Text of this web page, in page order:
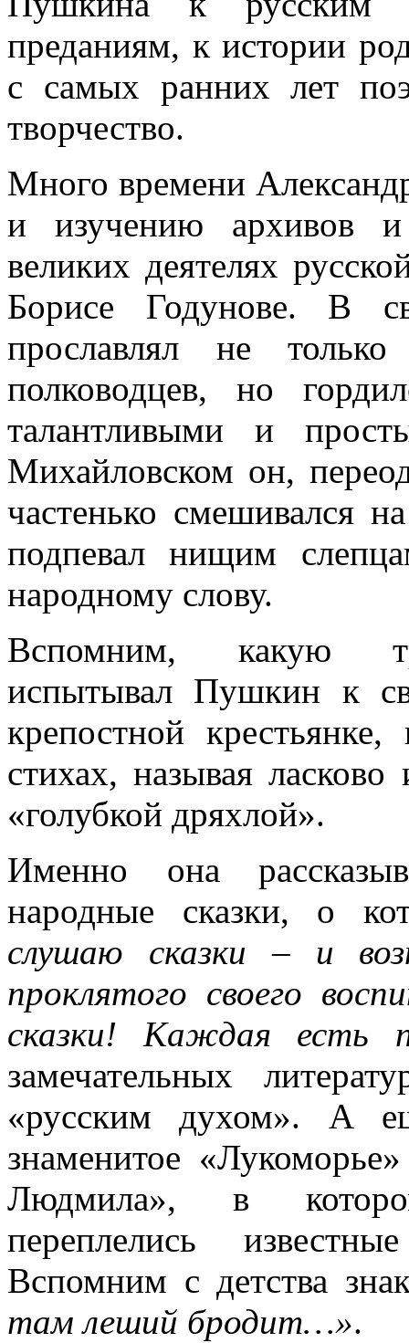
преданиям, к истории
с самых ранних лет
творчество.
Много времени
и изучению архивов и
великих деятелях
Борисе Годунове. В
прославлял не
полководцев, но
талантливыми и
Михайловском он,
частенько смешивался
подпевал нищим
народному слову.
Вспомним, какую
испытывал Пушкин к
крепостной
стихах, называя
«голубкой дряхлой».
Именно она
народные сказки, о
слушаю сказки – и
проклятого своего
сказки! Каждая есть
замечательных
«русским духом». А
знаменитое
Людмила», в
переплелись
Вспомним с детства
там леший бродит…».